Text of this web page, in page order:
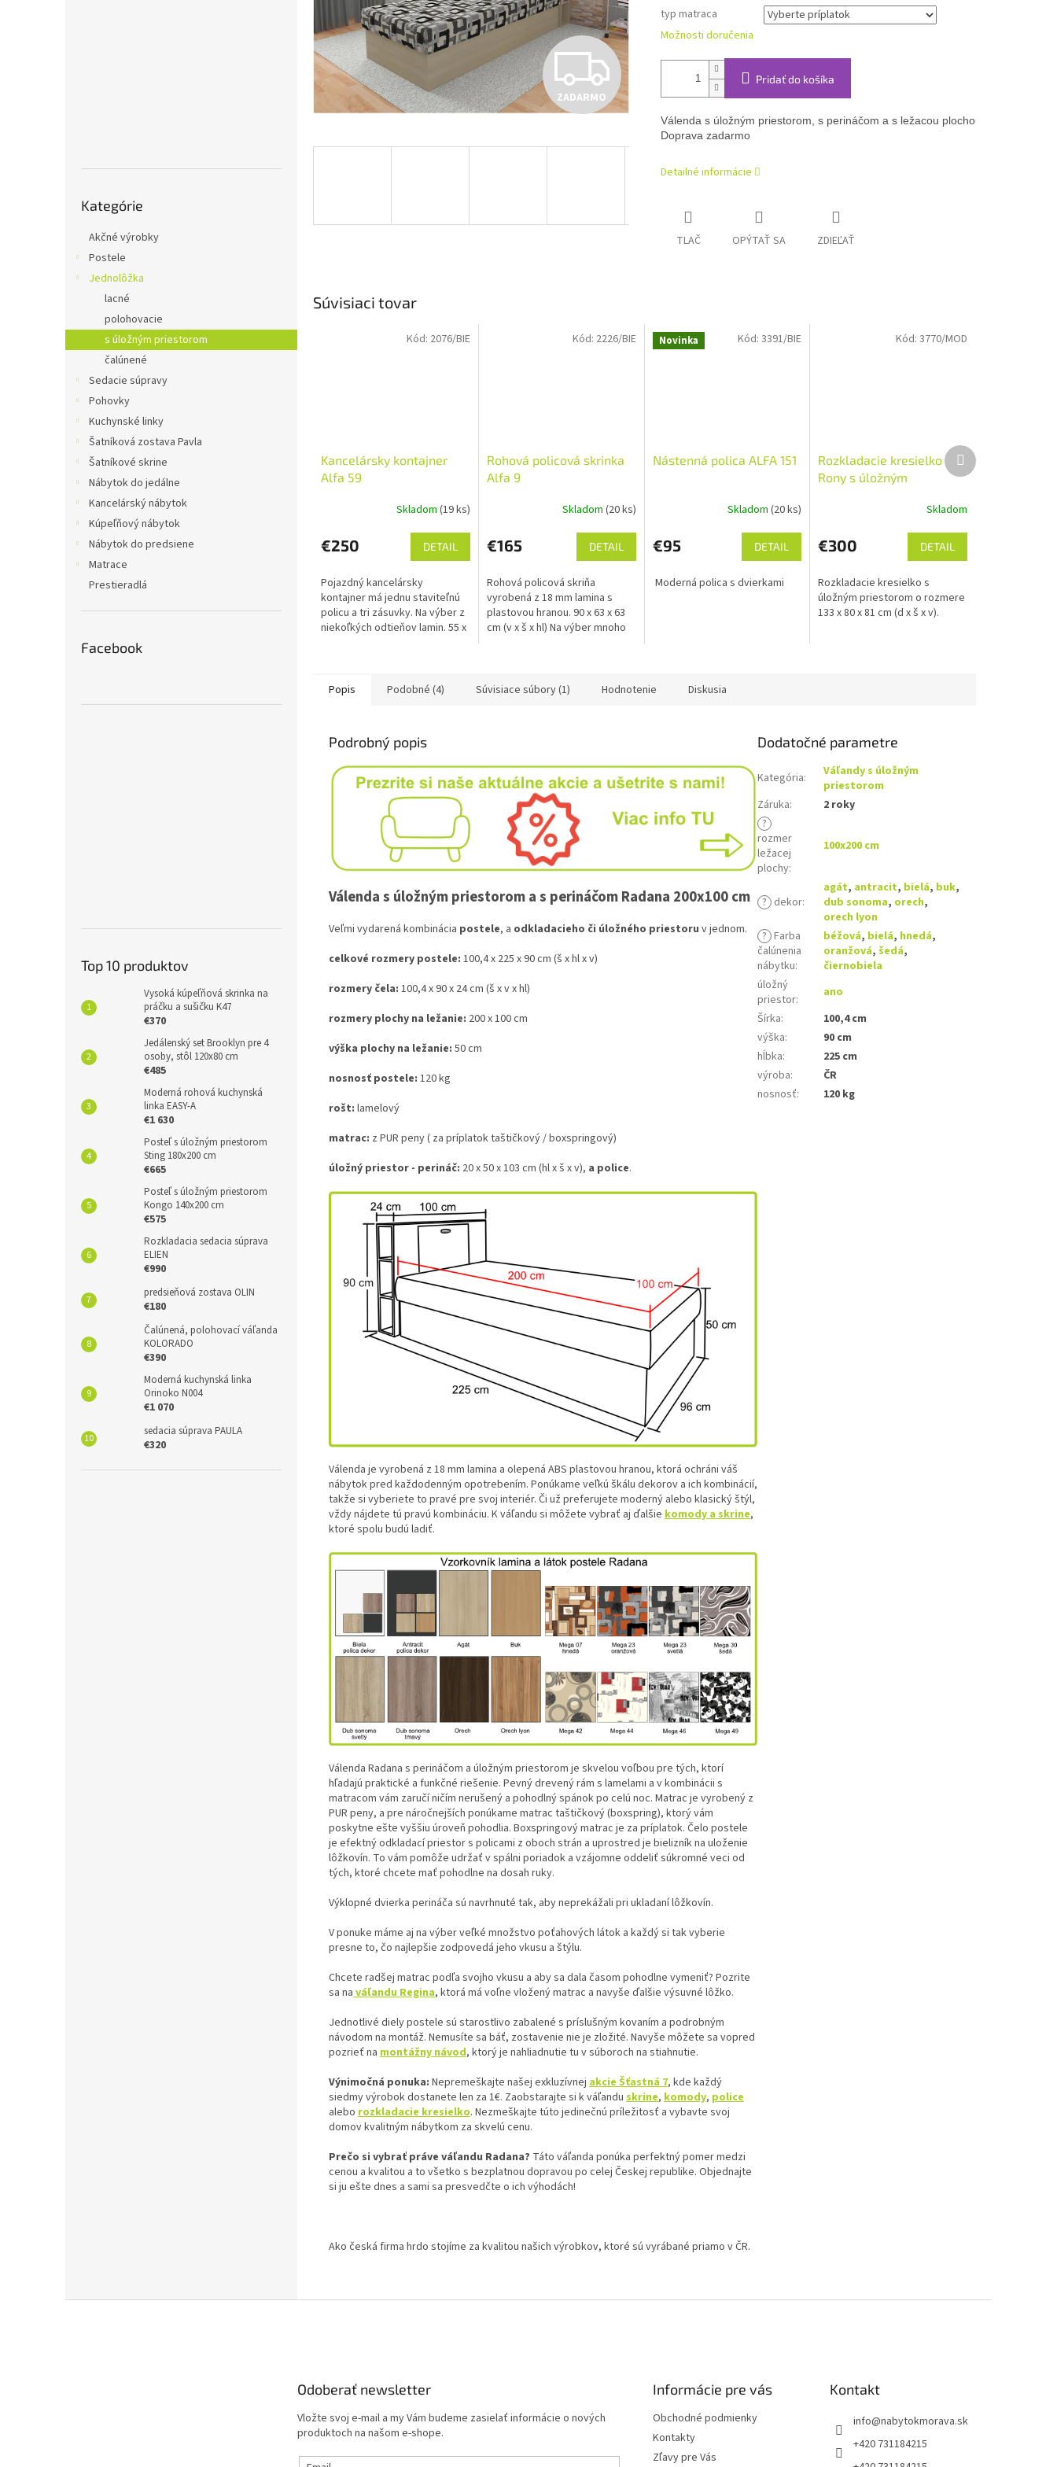
kategórie
Kategórie
Akčné výrobky
Postele
Jednolôžka
lacné
polohovacie
s úložným priestorom
čalúnené
Sedacie súpravy
Pohovky
Kuchynské linky
Šatníková zostava Pavla
Šatníkové skrine
Nábytok do jedálne
Kancelárský nábytok
Kúpeľňový nábytok
Nábytok do predsiene
Matrace
Prestieradlá
Facebook
Top 10 produktov
Vysoká kúpeľňová skrinka na
práčku a sušičku K47
€370
Jedálenský set Brooklyn pre 4
osoby, stôl 120x80 cm
€485
Moderná rohová kuchynská
linka EASY-A
€1 630
Posteľ s úložným priestorom
Sting 180x200 cm
€665
Posteľ s úložným priestorom
Kongo 140x200 cm
€575
Rozkladacia sedacia súprava
ELIEN
€990
predsieňová zostava OLIN
€180
Čalúnená, polohovací váľanda
KOLORADO
€390
Moderná kuchynská linka
Orinoko N004
€1 070
sedacia súprava PAULA
€320
Z
A
A
M
ZADARMO
typ matraca
Možnosti doručenia
Pridať do košíka
Válenda s úložným priestorom, s perináčom a s ležacou plochou 200x100 cm.
Doprava zadarmo
Detailné informácie
TLAČ OPÝTAŤ SA ZDIEĽAŤ
Súvisiaci tovar
Kancelársky kontajner
Alfa 59
Skladom (19 ks)
€250 DETAIL
Pojazdný kancelársky
kontajner má jednu staviteľnú
policu a tri zásuvky. Na výber z
niekoľkých odtieňov lamin. 55 x
Kód: 2076/BIE
Rohová policová skrinka
Alfa 9
Skladom (20 ks)
€165 DETAIL
Rohová policová skriňa
vyrobená z 18 mm lamina s
plastovou hranou. 90 x 63 x 63
cm (v x š x hl) Na výber mnoho
Kód: 2226/BIE Novinka
Nástenná polica ALFA 151
Skladom(20 ks)
€95 DETAIL
Moderná polica s dvierkami
Kód:3391/BIE
Rozkladacie kresielko
Rony s úložným
produktu
je
z
5
hviezdičiek.
Skladom
€300 DETAIL
Rozkladacie kresielko s
úložným priestorom o rozmere
133 x 80 x 81 cm (d x š x v).
Kód: 3770/MOD
Ďalší
produkt
Popis Podobné (4) Súvisiace súbory (1) Hodnotenie Diskusia
Podrobný popis
Válenda s úložným priestorom a s perináčom Radana 200x100 cm
Veľmi vydarená kombinácia postele, a odkladacieho či úložného priestoru v jednom.
celkové rozmery postele: 100,4 x 225 x 90 cm (š x hl x v)
rozmery čela: 100,4 x 90 x 24 cm (š x v x hl)
rozmery plochy na ležanie: 200 x 100 cm
výška plochy na ležanie: 50 cm
nosnosť postele: 120 kg
rošt: lamelový
matrac: z PUR peny ( za príplatok taštičkový / boxspringový)
úložný priestor - perináč: 20 x 50 x 103 cm (hl x š x v), a police.
Válenda je vyrobená z 18 mm lamina a olepená ABS plastovou hranou, ktorá ochráni váš
nábytok pred každodenným opotrebením. Ponúkame veľkú škálu dekorov a ich kombinácií,
takže si vyberiete to pravé pre svoj interiér. Či už preferujete moderný alebo klasický štýl,
vždy nájdete tú pravú kombináciu. K váľandu si môžete vybrať aj ďalšie komody a skrine,
ktoré spolu budú ladiť.
Válenda Radana s perináčom a úložným priestorom je skvelou voľbou pre tých, ktorí
hľadajú praktické a funkčné riešenie. Pevný drevený rám s lamelami a v kombinácii s
matracom vám zaručí ničím nerušený a pohodlný spánok po celú noc. Matrac je vyrobený z
PUR peny, a pre náročnejších ponúkame matrac taštičkový (boxspring), ktorý vám
poskytne ešte vyššiu úroveň pohodlia. Boxspringový matrac je za príplatok. Čelo postele
je efektný odkladací priestor s policami z oboch strán a uprostred je bielizník na uloženie
lôžkovín. To vám pomôže udržať v spálni poriadok a vzájomne oddeliť súkromné ​​veci od
tých, ktoré chcete mať pohodlne na dosah ruky.
Výklopné dvierka perináča sú navrhnuté tak, aby neprekážali pri ukladaní lôžkovín.
V ponuke máme aj na výber veľké množstvo poťahových látok a každý si tak vyberie
presne to, čo najlepšie zodpovedá jeho vkusu a štýlu.
Chcete radšej matrac podľa svojho vkusu a aby sa dala časom pohodlne vymeniť? Pozrite
sa naváľandu Regina, ktorá má voľne vložený matrac a navyše ďalšie výsuvné lôžko.
Jednotlivé diely postele sú starostlivo zabalené s príslušným kovaním a podrobným
návodom na montáž. Nemusíte sa báť, zostavenie nie je zložité. Navyše môžete sa vopred
pozrieť na montážny návod, ktorý je nahliadnutie tu v súboroch na stiahnutie.
Výnimočná ponuka: Nepremeškajte našej exkluzívnej akcie Šťastná 7, kde každý
siedmy výrobok dostanete len za 1€. Zaobstarajte si k váľandu skrine, komody, police
alebo rozkladacie kresielko. Nezmeškajte túto jedinečnú príležitosť a vybavte svoj
domov kvalitným nábytkom za skvelú cenu.
Prečo si vybrať práve váľandu Radana? Táto váľanda ponúka perfektný pomer medzi
cenou a kvalitou a to všetko s bezplatnou dopravou po celej Českej republike. Objednajte
si ju ešte dnes a sami sa presvedčte o ich výhodách!
Ako česká firma hrdo stojíme za kvalitou našich výrobkov, ktoré sú vyrábané priamo v ČR.
Dodatočné parametre
Kategória:
Váľandy s úložným
priestorom
Záruka:
2 roky
?
rozmer
ležacej
plochy:
100x200 cm
? dekor:
agát, antracit, bielá, buk,
dub sonoma, orech,
orech lyon
? Farba
čalúnenia
nábytku:
béžová, bielá, hnedá,
oranžová,šedá,
čiernobiela
úložný
priestor:
ano
Šírka:
100,4 cm
výška:
90 cm
hĺbka:
225 cm
výroba:
ČR
nosnosť: 120 kg
Odoberať newsletter
Vložte svoj e-mail a my Vám budeme zasielať informácie o nových
produktoch na našom e-shope.
Informácie pre vás
Obchodné podmienky
Kontakty
Zľavy pre Vás
Kontakt
info@nabytokmorava.sk
+420 731184215